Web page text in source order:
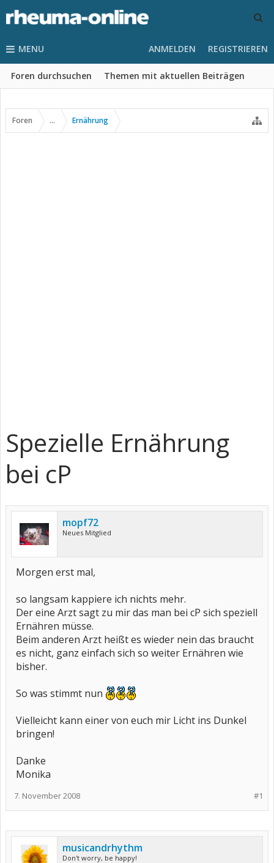
MENU
Foren durchsuchen Themen mit aktuellen Beiträgen
ANMELDEN REGISTRIEREN
Foren ... Ernährung
Spezielle Ernährung
bei cP
mopf72
Neues Mitglied
Morgen erst mal,
so langsam kappiere ich nichts mehr.
Der eine Arzt sagt zu mir das man bei cP sich speziell
Ernähren müsse.
Beim anderen Arzt heißt es wieder nein das braucht
es nicht, ganz einfach sich so weiter Ernähren wie
bisher.
So was stimmt nun
Vielleicht kann einer von euch mir Licht ins Dunkel
bringen!
Danke
Monika
#1
7. November 2008
musicandrhythm
Don't worry, be happy!